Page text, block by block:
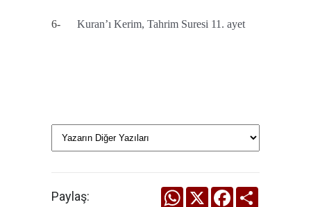
6- Kuran’ı Kerim, Tahrim Suresi 11. ayet
Paylaş: WhatsApp
X Facebook